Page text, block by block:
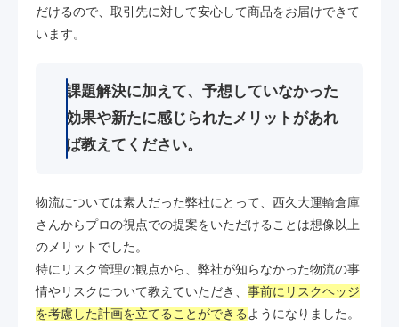
だけるので、取引先に対して安心して商品をお届けできて
います。
課題解決に加えて、予想していなかった
効果や新たに感じられたメリットがあれ
ば教えてください。
物流については素人だった弊社にとって、西久大運輸倉庫
さんからプロの視点での提案をいただけることは想像以上
のメリットでした。
特にリスク管理の観点から、弊社が知らなかった物流の事
情やリスクについて教えていただき、 事前にリスクヘッジ
を考慮した計画を立てることができる ようになりました。